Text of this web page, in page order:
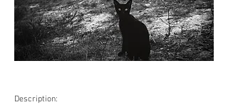
Description: